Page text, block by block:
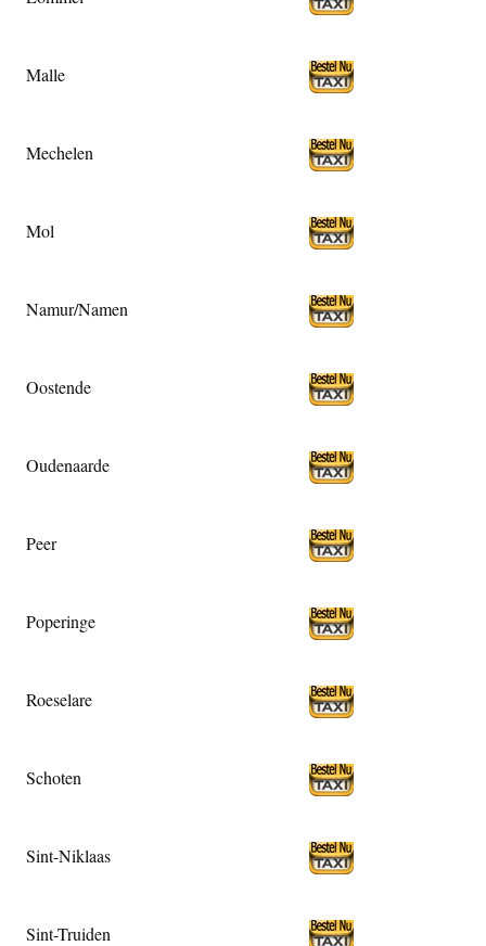
Malle
Mechelen
Mol
Namur/Namen
Oostende
Oudenaarde
Peer
Poperinge
Roeselare
Schoten
Sint-Niklaas
Sint-Truiden